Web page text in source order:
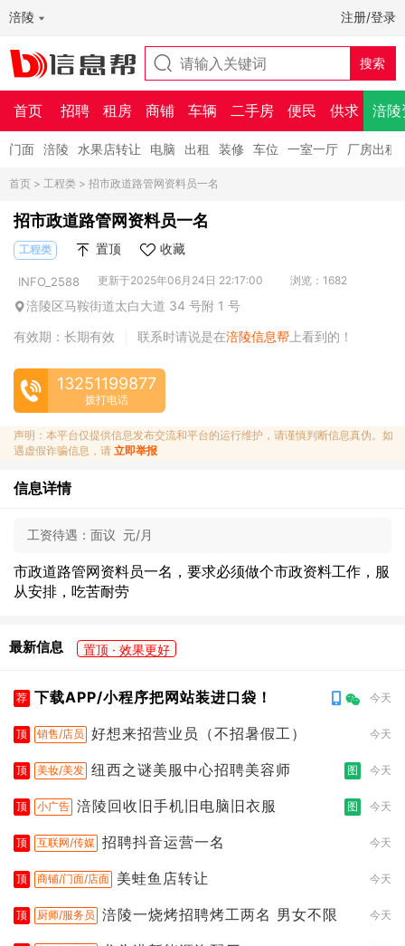
涪陵 注册/登录
首页 招聘 租房 商铺 车辆 二手房 便民 供求 涪陵
门面 涪陵 水果店转让 电脑 出租 装修 车位 一室一厅 厂房出租
首页 > 工程类 > 招市政道路管网资料员一名
招市政道路管网资料员一名
工程类 置顶 收藏
INFO_2588 更新于2025年06月24日 22:17:00 浏览：1682
涪陵区马鞍街道太白大道 34 号附 1 号
有效期：长期有效
联系时请说是在涪陵信息帮 上看到的！
13251199877
拨打电话
声明：本平台仅提供信息发布交流和平台的运行维护，请谨慎判断信息真伪。如
遇虚假诈骗信息，请 立即举报
信息详情
工资待遇： 面议 元/月
市政道路管网资料员一名，要求必须做个市政资料工作，服
从安排，吃苦耐劳
最新信息 置顶 · 效果更好
荐 下载APP/小程序把网站装进口袋！ 今天
顶 销售/店员 好想来招营业员（不招暑假工） 今天
顶 美妆/美发 纽西之谜美服中心招聘美容师 图 今天
顶 小广告 涪陵回收旧手机旧电脑旧衣服 图 今天
顶 互联网/传媒 招聘抖音运营一名 今天
顶 商铺/门面/店面 美蛙鱼店转让 今天
顶 厨师/服务员 涪陵一烧烤招聘烤工两名 男女不限 今天